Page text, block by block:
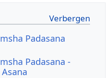
Padasana
Padasana -